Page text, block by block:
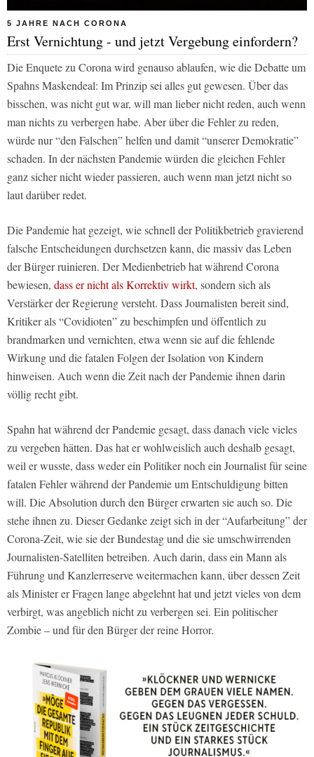
5 JAHRE NACH CORONA
Erst Vernichtung - und jetzt Vergebung einfordern?
Die Enquete zu Corona wird genauso ablaufen, wie die Debatte um
Spahns Maskendeal: Im Prinzip sei alles gut gewesen. Über das
bisschen, was nicht gut war, will man lieber nicht reden, auch wenn
man nichts zu verbergen habe. Aber über die Fehler zu reden,
würde nur “den Falschen” helfen und damit “unserer Demokratie”
schaden. In der nächsten Pandemie würden die gleichen Fehler
ganz sicher nicht wieder passieren, auch wenn man jetzt nicht so
laut darüber redet.
Die Pandemie hat gezeigt, wie schnell der Politikbetrieb gravierend
falsche Entscheidungen durchsetzen kann, die massiv das Leben
der Bürger ruinieren. Der Medienbetrieb hat während Corona
bewiesen, dass er nicht als Korrektiv wirkt, sondern sich als
Verstärker der Regierung versteht. Dass Journalisten bereit sind,
Kritiker als “Covidioten” zu beschimpfen und öffentlich zu
brandmarken und vernichten, etwa wenn sie auf die fehlende
Wirkung und die fatalen Folgen der Isolation von Kindern
hinweisen. Auch wenn die Zeit nach der Pandemie ihnen darin
völlig recht gibt.
Spahn hat während der Pandemie gesagt, dass danach viele vieles
zu vergeben hätten. Das hat er wohlweislich auch deshalb gesagt,
weil er wusste, dass weder ein Politiker noch ein Journalist für seine
fatalen Fehler während der Pandemie um Entschuldigung bitten
will. Die Absolution durch den Bürger erwarten sie auch so. Die
stehe ihnen zu. Dieser Gedanke zeigt sich in der “Aufarbeitung” der
Corona-Zeit, wie sie der Bundestag und die sie umschwirrenden
Journalisten-Satelliten betreiben. Auch darin, dass ein Mann als
Führung und Kanzlerreserve weitermachen kann, über dessen Zeit
als Minister er Fragen lange abgelehnt hat und jetzt vieles von dem
verbirgt, was angeblich nicht zu verbergen sei. Ein politischer
Zombie – und für den Bürger der reine Horror.